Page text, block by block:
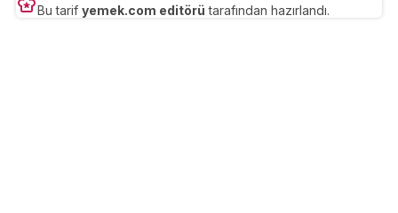
Bu tarif yemek.com editörü tarafından hazırlandı.